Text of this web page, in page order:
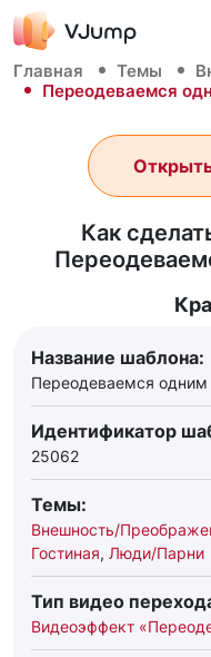
Главная Темы
Переодеваемся
Как
Название шаблона:
Переодеваемся
Идентификатор
25062
Темы:
Внешность/
Гостиная, Люди/Парни
Тип видео
Видеоэффект